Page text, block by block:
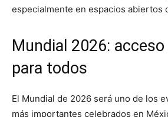
especialmente en espacios abiertos
Mundial 2026:
para todos
El Mundial de 2026 será uno de los
más importantes celebrados en